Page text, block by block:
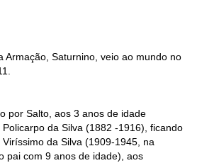
Armação, Saturnino, veio ao mundo no
por Salto, aos 3 anos de idade
da Silva (1882 -1916), ficando
da Silva (1909-1945, na
pai com 9 anos de idade), aos